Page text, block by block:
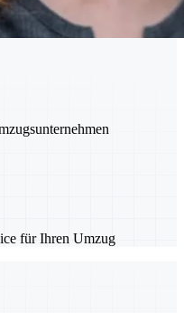
für Ihren Umzug